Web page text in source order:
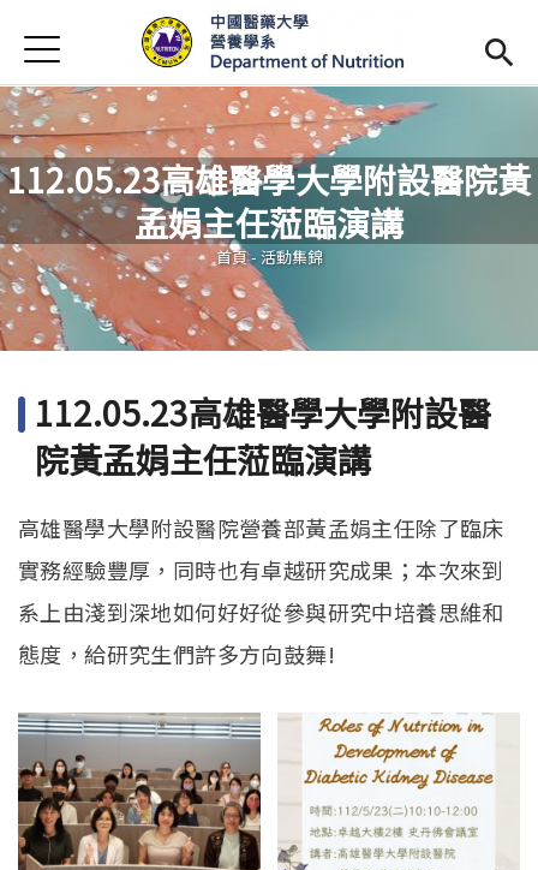
首頁
最新消息
系所簡介
Open
師資陣容
課程資訊
活動花絮
招生訊息(link is external)
Open
學生專區
校友專區
相關連結
English
Jump to Navigation
Jump to Main content
112.05.23高雄醫學大學附設醫院黃
孟娟主任蒞臨演講
您在這裡
首頁- 活動集錦
112.05.23高雄醫學大學附設醫
院黃孟娟主任蒞臨演講
高雄醫學大學附設醫院營養部黃孟娟主任除了臨床
實務經驗豐厚，同時也有卓越研究成果；本次來到
系上由淺到深地如何好好從參與研究中培養思維和
態度，給研究生們許多方向鼓舞!